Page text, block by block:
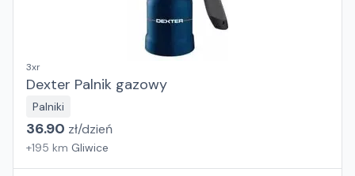
3xr
Dexter Palnik gazowy
Palniki
36.90 zł/dzień
+195 km Gliwice